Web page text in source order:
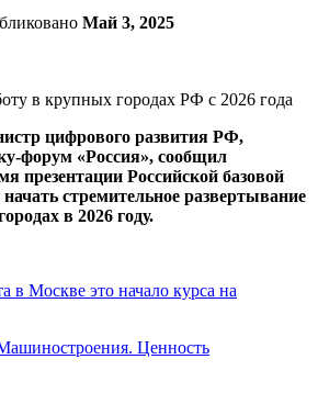
Май 3, 2025
цифрового развития РФ,
форум «Россия», сообщил
презентации Российской базовой
стремительное развертывание
в 2026 году.
в Москве это начало курса на
Ценность